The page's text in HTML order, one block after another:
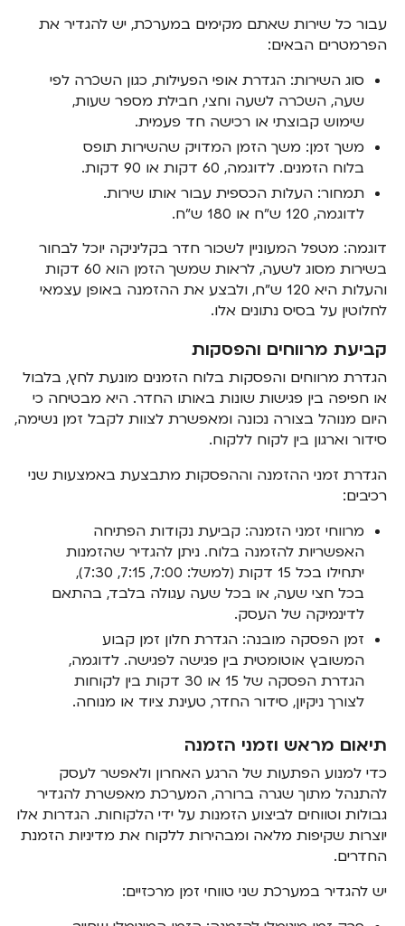
עבור כל שירות שאתם מקימים במערכת, יש להגדיר את
הפרמטרים הבאים:
סוג השירות: הגדרת אופי הפעילות, כגון השכרה לפי
שעה, השכרה לשעה וחצי, חבילת מספר שעות,
שימוש קבוצתי או רכישה חד פעמית.
משך זמן: משך הזמן המדויק שהשירות תופס
בלוח הזמנים. לדוגמה, 60 דקות או 90 דקות.
תמחור: העלות הכספית עבור אותו שירות.
לדוגמה, 120 ש"ח או 180 ש"ח.
דוגמה: מטפל המעוניין לשכור חדר בקליניקה יוכל לבחור
בשירות מסוג לשעה, לראות שמשך הזמן הוא 60 דקות
והעלות היא 120 ש"ח, ולבצע את ההזמנה באופן עצמאי
לחלוטין על בסיס נתונים אלו.
קביעת מרווחים והפסקות
הגדרת מרווחים והפסקות בלוח הזמנים מונעת לחץ, בלבול
או חפיפה בין פגישות שונות באותו החדר. היא מבטיחה כי
היום מנוהל בצורה נכונה ומאפשרת לצוות לקבל זמן נשימה,
סידור וארגון בין לקוח ללקוח.
הגדרת זמני ההזמנה וההפסקות מתבצעת באמצעות שני
רכיבים:
מרווחי זמני הזמנה: קביעת נקודות הפתיחה
האפשריות להזמנה בלוח. ניתן להגדיר שהזמנות
יתחילו בכל 15 דקות (למשל: 7:00, 7:15, 7:30),
בכל חצי שעה, או בכל שעה עגולה בלבד, בהתאם
לדינמיקה של העסק.
זמן הפסקה מובנה: הגדרת חלון זמן קבוע
המשובץ אוטומטית בין פגישה לפגישה. לדוגמה,
הגדרת הפסקה של 15 או 30 דקות בין לקוחות
לצורך ניקיון, סידור החדר, טעינת ציוד או מנוחה.
תיאום מראש וזמני הזמנה
כדי למנוע הפתעות של הרגע האחרון ולאפשר לעסק
להתנהל מתוך שגרה ברורה, המערכת מאפשרת להגדיר
גבולות וטווחים לביצוע הזמנות על ידי הלקוחות. הגדרות אלו
יוצרות שקיפות מלאה ומבהירות ללקוח את מדיניות הזמנת
החדרים.
יש להגדיר במערכת שני טווחי זמן מרכזיים: